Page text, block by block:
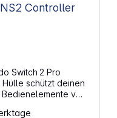
Switch 2 Pro
schützt deinen
vor
das
gleichzeitig die